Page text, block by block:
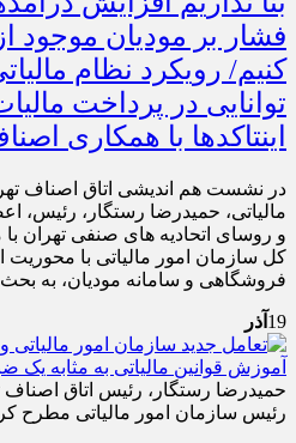
فشار بر مودیان موجود
کنیم/ رویکرد نظام
توانایی در پرداخت
اینتاکدها با همکاری
در نشست هم اندیشی اتاق اصناف
مالیاتی، حمیدرضا رستگار، رئیس،
و روسای اتحادیه های صنفی تهران
کل سازمان امور مالیاتی با محوریت
فروشگاهی و سامانه مودیان، به بحث
19 آذر
حمیدرضا رستگار، رئیس اتاق
رئیس سازمان امور مالیاتی مطرح